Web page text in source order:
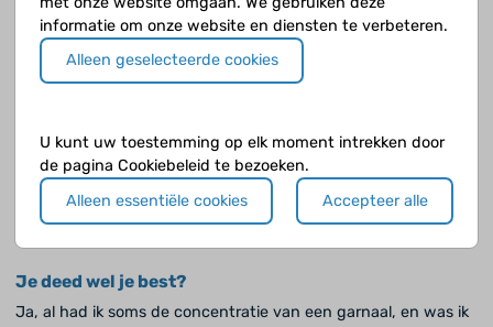
Hoe ging het op de middelbare school?
Ik moest harder leren dan de gemiddelde leerling, maar was
thuis nooit ben behandeld als een zieke. Mijn ouders
probeerden me echt te motiveren, ze zagen potentie in ons
alle drie, ook in mij, en dat wilden ze er ook uithalen. Er zijn
wel momenten geweest dat ik het niet meer zag zitten, maar
dat heeft elke scholier wel eens.
Je deed wel je best?
Ja, al had ik soms de concentratie van een garnaal, en was ik
informatie om onze website en diensten te verbeteren.
Alleen geselecteerde cookies
U kunt uw toestemming op elk moment intrekken door
de pagina Cookiebeleid te bezoeken.
Alleen essentiële cookies
Accepteer alle